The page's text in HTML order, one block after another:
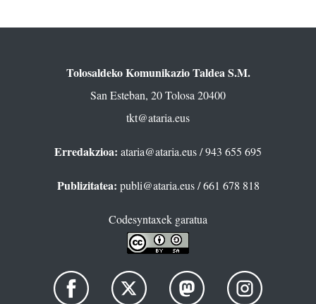
Tolosaldeko Komunikazio Taldea S.M.
San Esteban, 20 Tolosa 20400
tkt@ataria.eus
Erredakzioa: ataria@ataria.eus/ 943 655 695
Publizitatea: publi@ataria.eus/ 661 678 818
Codesyntaxek garatua